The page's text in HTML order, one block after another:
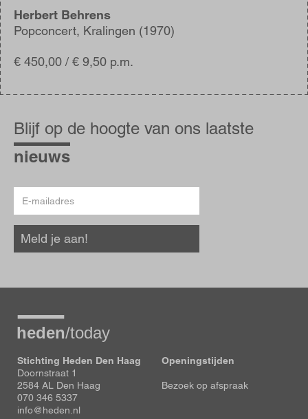
Herbert Behrens
Popconcert, Kralingen (1970)
€ 450,00 / € 9,50 p.m.
op
de
hoogte
Blijf op de hoogte van ons laatste
nieuws
mailadres
Meld je aan!
Stichting Heden Den Haag
Doornstraat 1
2584 AL Den Haag
070 346 5337
info@heden.nl
Openingstijden
Bezoek op afspraak